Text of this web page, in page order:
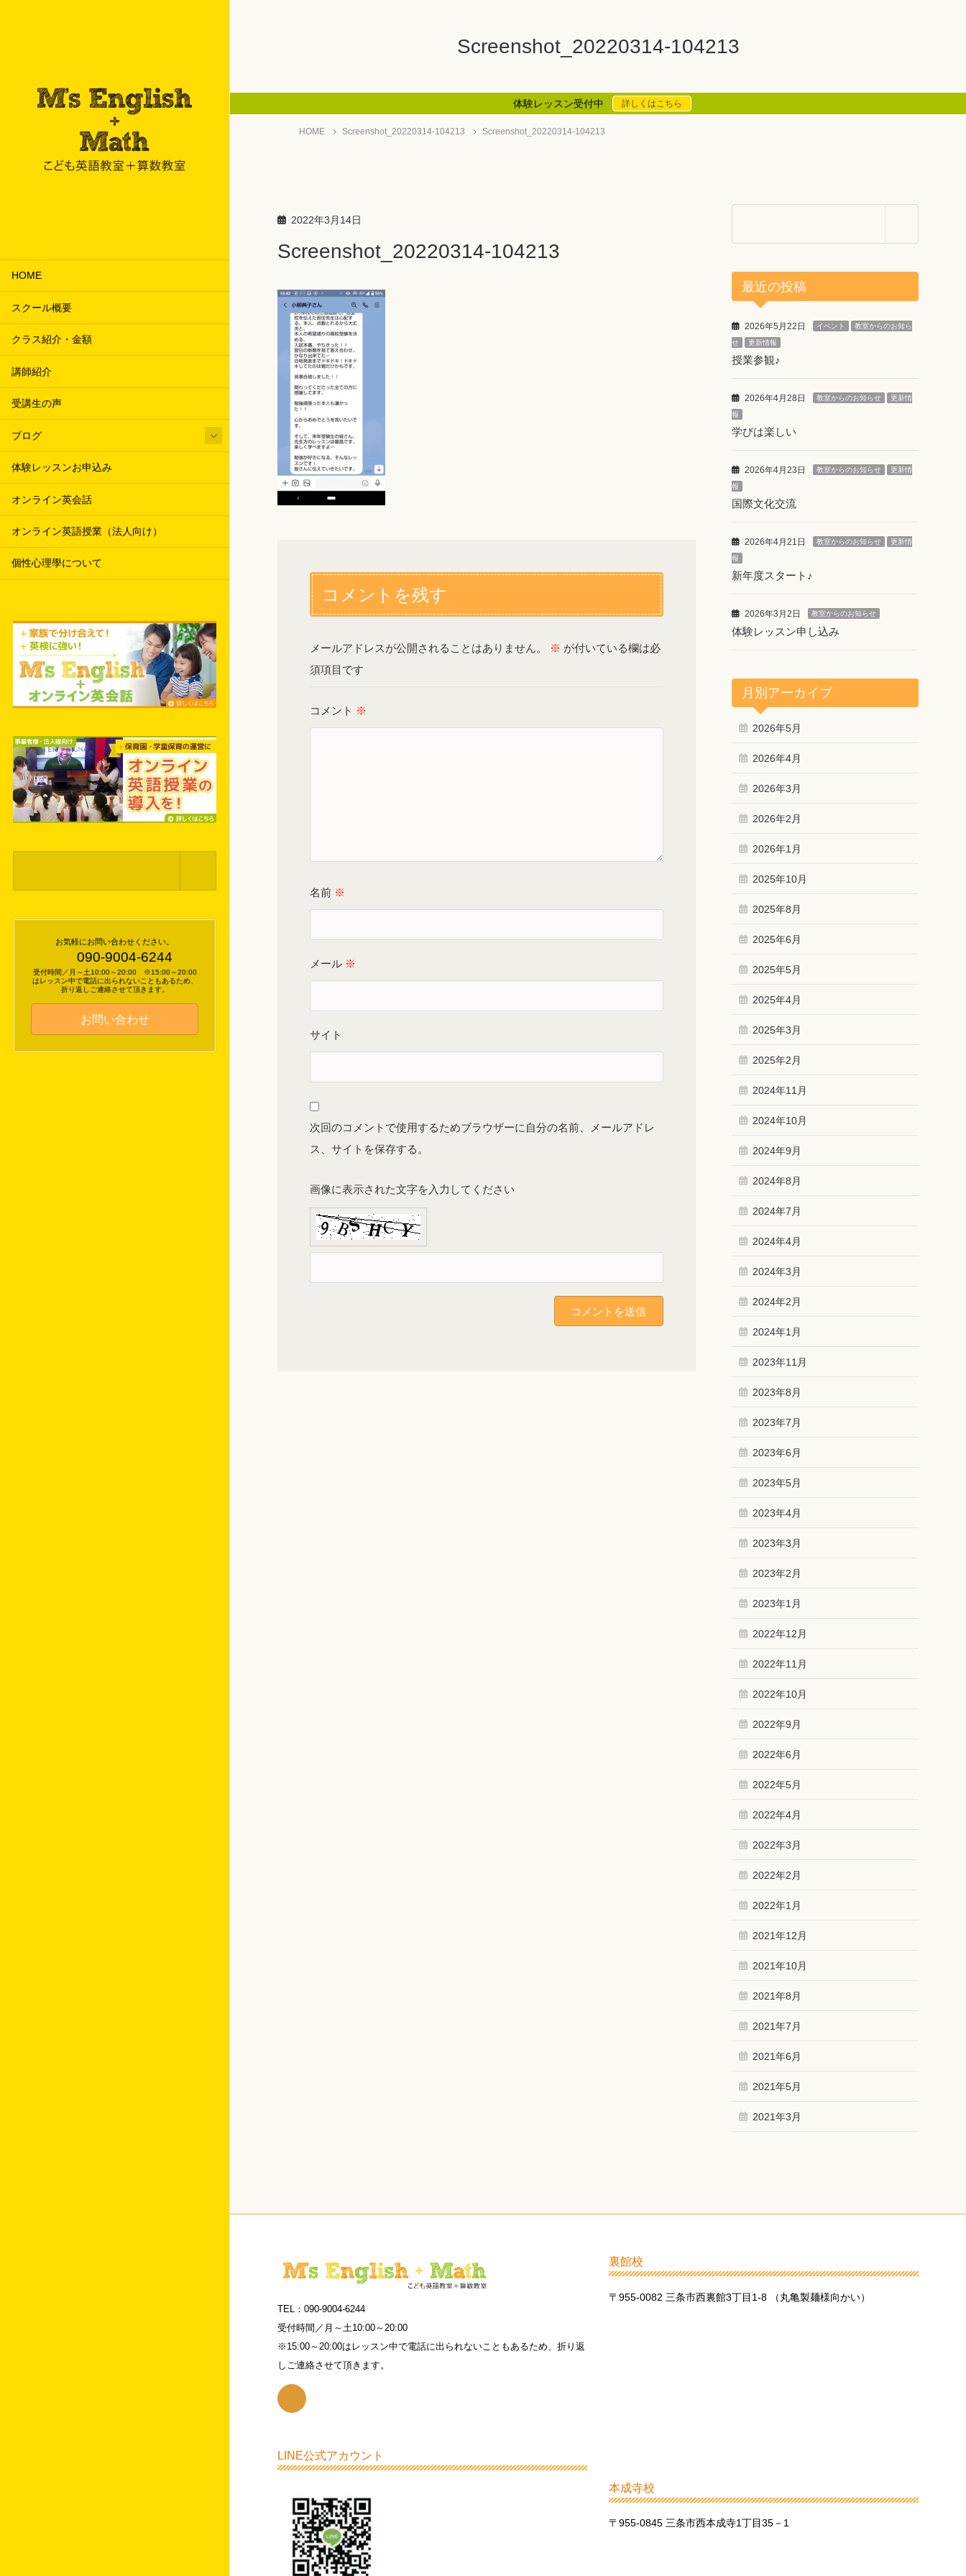
HOME
スクール概要
クラス紹介・金額
講師紹介
受講生の声
ブログ
体験レッスンお申込み
オンライン英会話
オンライン英語授業（法人向け）
個性心理學について
お気軽にお問い合わせください。
090-9004-6244
受付時間／月～土10:00～20:00 ※15:00～20:00
はレッスン中で電話に出られないこともあるため、
折り返しご連絡させて頂きます。
お問い合わせ
Screenshot_20220314-104213
体験レッスン受付中 詳しくはこちら
HOME Screenshot_20220314-104213 Screenshot_20220314-104213
2022年3月14日
Screenshot_20220314-104213
コメントを残す
メールアドレスが公開されることはありません。 ※ が付いている欄は必
須項目です
コメント ※
名前 ※
メール ※
サイト
次回のコメントで使用するためブラウザーに自分の名前、メールアドレ
ス、サイトを保存する。
画像に表示された文字を入力してください
最近の投稿
2026年5月22日 イベント 教室からのお知ら
せ 更新情報
授業参観♪
2026年4月28日 教室からのお知らせ 更新情
報
学びは楽しい
2026年4月23日 教室からのお知らせ 更新情
報
国際文化交流
2026年4月21日 教室からのお知らせ 更新情
報
新年度スタート♪
2026年3月2日 教室からのお知らせ
体験レッスン申し込み
月別アーカイブ
2026年5月
2026年4月
2026年3月
2026年2月
2026年1月
2025年10月
2025年8月
2025年6月
2025年5月
2025年4月
2025年3月
2025年2月
2024年11月
2024年10月
2024年9月
2024年8月
2024年7月
2024年4月
2024年3月
2024年2月
2024年1月
2023年11月
2023年8月
2023年7月
2023年6月
2023年5月
2023年4月
2023年3月
2023年2月
2023年1月
2022年12月
2022年11月
2022年10月
2022年9月
2022年6月
2022年5月
2022年4月
2022年3月
2022年2月
2022年1月
2021年12月
2021年10月
2021年8月
2021年7月
2021年6月
2021年5月
2021年3月
TEL：090-9004-6244
受付時間／月～土10:00～20:00
※15:00～20:00はレッスン中で電話に出られないこともあるため、折り返
しご連絡させて頂きます。
LINE公式アカウント
裏館校
〒955-0082 三条市西裏館3丁目1-8 （丸亀製麺様向かい）
本成寺校
〒955-0845 三条市西本成寺1丁目35－1